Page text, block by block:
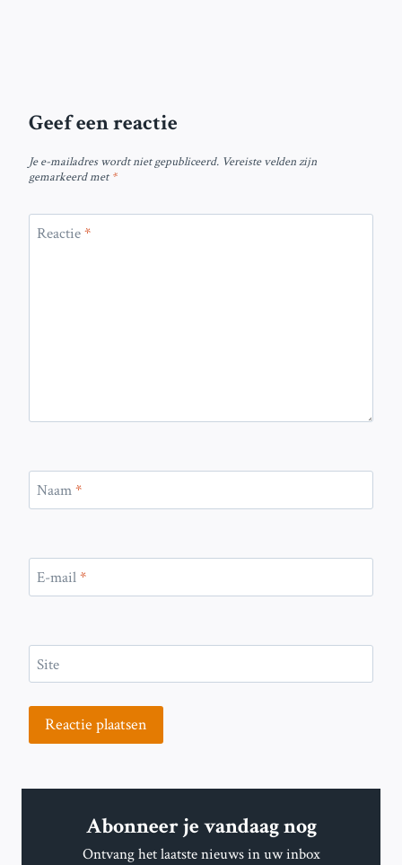
Geef een reactie
Je e-mailadres wordt niet gepubliceerd. Vereiste velden zijn
gemarkeerd met*
Reactie*
Naam*
E-mail*
Site
Abonneer je vandaag nog
Ontvang het laatste nieuws in uw inbox